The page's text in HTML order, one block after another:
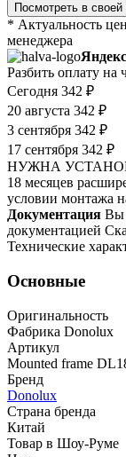
Посмотреть в своей
* Актуальность
менеджера
Разбить оплату на
Сегодня 342 ₽
20 августа 342 ₽
3 сентября 342 ₽
17 сентября 342 ₽
НУЖНА
18 месяцев
условии монтажа
Документация Вы
документацией
Технические
Основные
Оригинальность
Фабрика Donolux
Артикул
Mounted frame
Бренд
Donolux
Страна бренда
Китай
Товар в Шоу-Руме